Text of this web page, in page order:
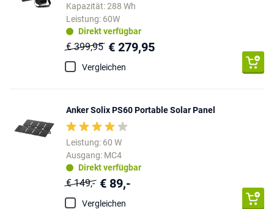
Kapazität: 288 Wh
Leistung: 60W
Direkt verfügbar
€ 399,95 € 279,95
Vergleichen
Anker Solix PS60 Portable Solar Panel
Leistung: 60 W
Ausgang: MC4
Direkt verfügbar
€ 149,- € 89,-
Vergleichen